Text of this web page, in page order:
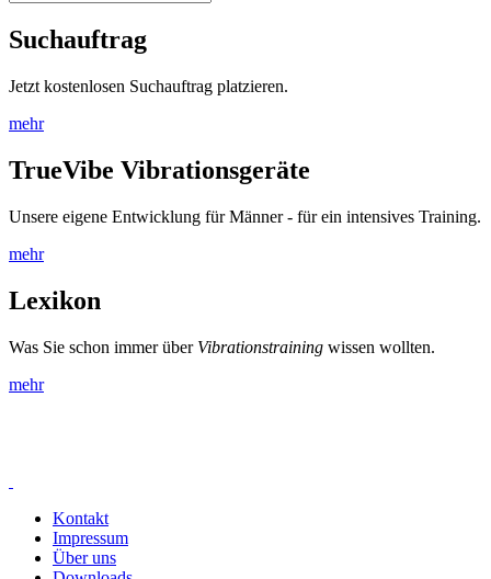
Suchauftrag
Jetzt kostenlosen Suchauftrag platzieren.
mehr
TrueVibe Vibrationsgeräte
Unsere eigene Entwicklung für Männer - für ein intensives Training.
mehr
Lexikon
Was Sie schon immer über Vibrationstraining wissen wollten.
mehr
Kontakt
Impressum
Über uns